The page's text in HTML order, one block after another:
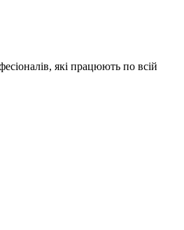
які працюють по всій